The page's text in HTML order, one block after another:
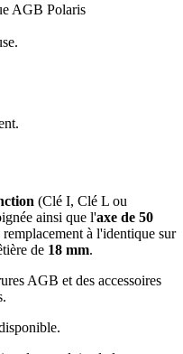
AGB Polaris
(Clé I, Clé L ou
ainsi que l'axe de 50
à l'identique sur
de 18 mm.
AGB et des accessoires